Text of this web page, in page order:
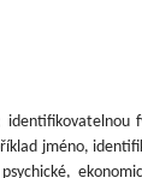
jméno,